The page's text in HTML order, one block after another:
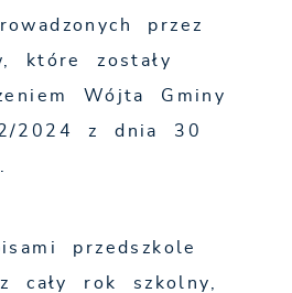
przez
które zostały
Wójta Gminy
2024 z dnia 30
przedszkole
cały rok szkolny,